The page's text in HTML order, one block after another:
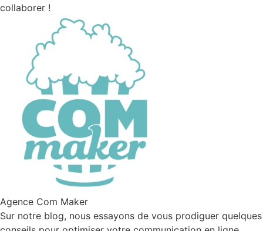
collaborer !
Agence Com Maker
Sur notre blog, nous essayons de vous prodiguer quelques